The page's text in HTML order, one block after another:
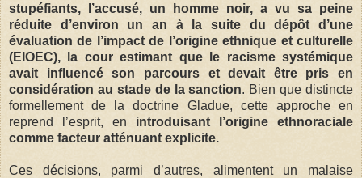
stupéfiants, l’accusé, un homme noir, a vu sa peine
réduite d’environ un an à la suite du dépôt d’une
évaluation de l’impact de l’origine ethnique et culturelle
(EIOEC), la cour estimant que le racisme systémique
avait influencé son parcours et devait être pris en
considération au stade de la sanction. Bien que distincte
formellement de la doctrine Gladue, cette approche en
reprend l’esprit, en introduisant l’origine ethnoraciale
comme facteur atténuant explicite.
Ces décisions, parmi d’autres, alimentent un malaise